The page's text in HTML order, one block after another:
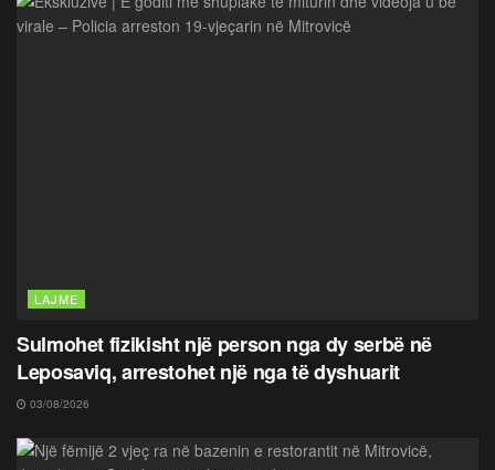
LAJME
Sulmohet fizikisht një person nga dy serbë në
Leposaviq, arrestohet një nga të dyshuarit
03/08/2026